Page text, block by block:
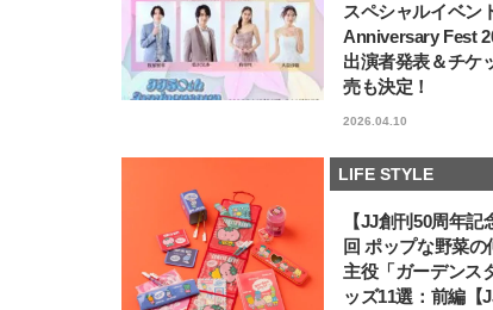
スペシャルイベン
Anniversary Fest
出演者発表＆チケ
売も決定！
2026.04.10
LIFE STYLE
【JJ創刊50周年記
回 ポップな野菜の
主役「ガーデンス
ッズ11選：前編【